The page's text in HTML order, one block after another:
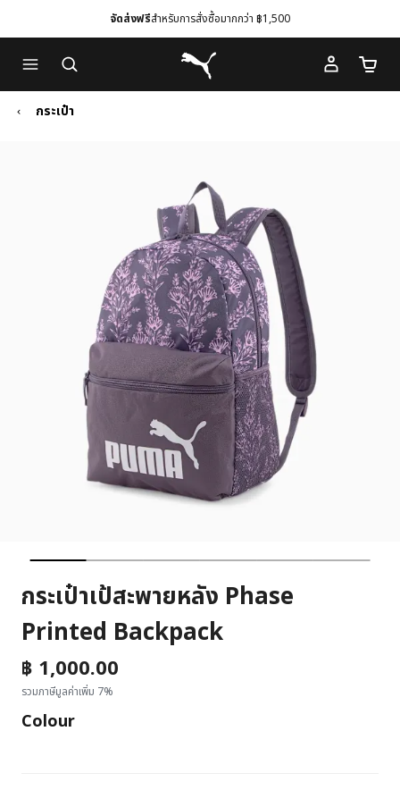
to
Main
content
to
Footer
Content
จัดส่งฟรีสำหรับการสั่งซื้อมากกว่า ฿1,500
Puma โฮม
จำนว
กระเป๋า
กระเป๋าเป้สะพายหลัง Phase
Printed Backpack
฿ 1,000.00
รวมภาษีมูลค่าเพิ่ม 7%
Colour